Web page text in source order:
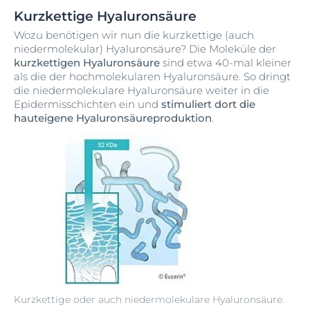
Kurzkettige Hyaluronsäure
Kurzkettige oder auch niedermolekulare Hyaluronsäure.
Wozu benötigen wir nun die kurzkettige (auch
niedermolekular) Hyaluronsäure? Die Moleküle der
kurzkettigen Hyaluronsäure sind etwa 40-mal kleiner
als die der hochmolekularen Hyaluronsäure. So dringt
die niedermolekulare Hyaluronsäure weiter in die
Epidermisschichten ein und stimuliert dort die
hauteigene Hyaluronsäureproduktion.